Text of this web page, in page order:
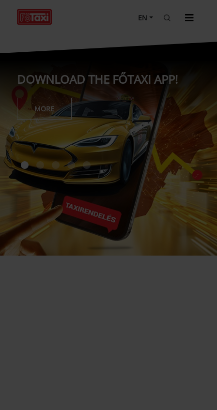
EN
GREEN LAMP FOR THE
ENVIRONMENT!
MORE